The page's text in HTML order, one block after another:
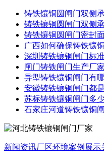
铸铁镶铜圆闸门双侧
铸铁镶铜圆闸门双侧
铸铁镶铜圆闸门密封
广西如何确保铸铁镶
深圳铸铁镶铜闸门标
闸门铸铁闸门生产厂家
异型铸铁镶铜闸门有
安徽铸铁镶铜闸门都
苏标铸铁镶铜闸门多
石家庄河道铸铁镶铜
新闻资讯厂区环境案例展示